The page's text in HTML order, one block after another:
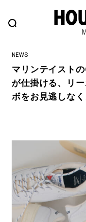
FEATURE
ヒップなファッショ
#注目のタグ
#NEW VINTAGE
#路地裏てぃーん。
#GH 銘品の所以
#Commune H
#ととけん
#LIFESTYLE
NEWS
マリンテイスト
が仕掛ける、リ
ボをお見逃しなく